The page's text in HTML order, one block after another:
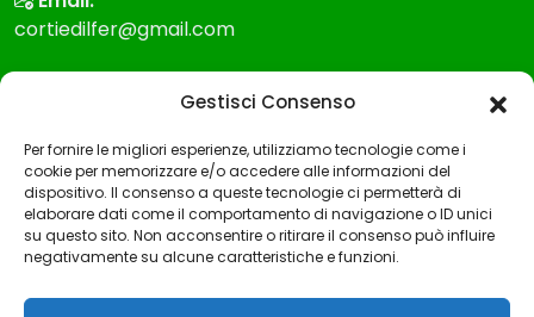
Gestisci Consenso
Per fornire le migliori esperienze, utilizziamo tecnologie come i
cookie per memorizzare e/o accedere alle informazioni del
dispositivo. Il consenso a queste tecnologie ci permetterà di
elaborare dati come il comportamento di navigazione o ID unici
su questo sito. Non acconsentire o ritirare il consenso può influire
negativamente su alcune caratteristiche e funzioni.
Email:
cortiedilfer@gmail.com
Modello Organizzazione gestione e controllo
Codice etico
Whistleblowing